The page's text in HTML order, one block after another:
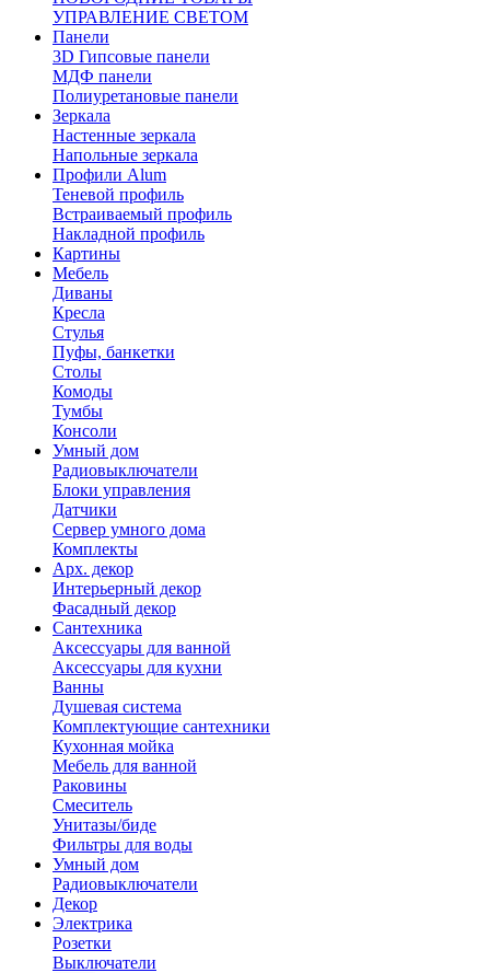
УПРАВЛЕНИЕ СВЕТОМ
Панели
3D Гипсовые панели
МДФ панели
Полиуретановые панели
Зеркала
Настенные зеркала
Напольные зеркала
Профили Alum
Теневой профиль
Встраиваемый профиль
Накладной профиль
Картины
Мебель
Диваны
Кресла
Стулья
Пуфы, банкетки
Столы
Комоды
Тумбы
Консоли
Умный дом
Радиовыключатели
Блоки управления
Датчики
Сервер умного дома
Комплекты
Арх. декор
Интерьерный декор
Фасадный декор
Сантехника
Аксессуары для ванной
Аксессуары для кухни
Ванны
Душевая система
Комплектующие сантехники
Кухонная мойка
Мебель для ванной
Раковины
Смеситель
Унитазы/биде
Фильтры для воды
Умный дом
Радиовыключатели
Декор
Электрика
Розетки
Выключатели